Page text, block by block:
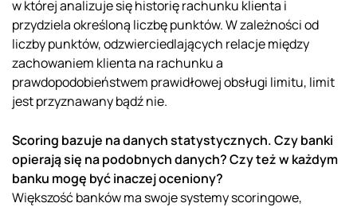
w której analizuje się historię rachunku klienta i
przydziela określoną liczbę punktów. W zależności od
liczby punktów, odzwierciedlających relacje między
zachowaniem klienta na rachunku a
prawdopodobieństwem prawidłowej obsługi limitu, limit
jest przyznawany bądź nie.
Scoring bazuje na danych statystycznych. Czy banki
opierają się na podobnych danych? Czy też w każdym
banku mogę być inaczej oceniony?
Większość banków ma swoje systemy scoringowe,